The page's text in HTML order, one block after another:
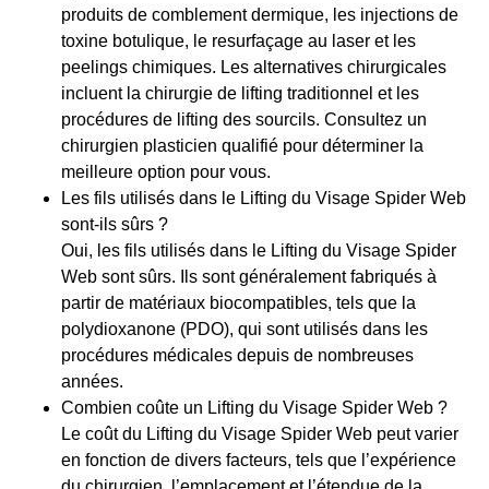
produits de comblement dermique, les injections de
toxine botulique, le resurfaçage au laser et les
peelings chimiques. Les alternatives chirurgicales
incluent la chirurgie de lifting traditionnel et les
procédures de lifting des sourcils. Consultez un
chirurgien plasticien qualifié pour déterminer la
meilleure option pour vous.
Les fils utilisés dans le Lifting du Visage Spider Web
sont-ils sûrs ?
Oui, les fils utilisés dans le Lifting du Visage Spider
Web sont sûrs. Ils sont généralement fabriqués à
partir de matériaux biocompatibles, tels que la
polydioxanone (PDO), qui sont utilisés dans les
procédures médicales depuis de nombreuses
années.
Combien coûte un Lifting du Visage Spider Web ?
Le coût du Lifting du Visage Spider Web peut varier
en fonction de divers facteurs, tels que l’expérience